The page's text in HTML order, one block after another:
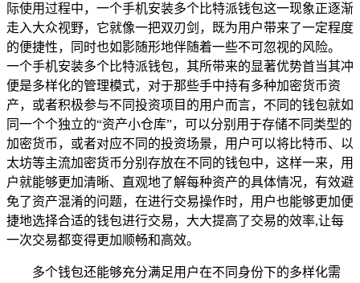
际使用过程中，一个手机安装多个比特派钱包这一现象正逐渐
走入大众视野，它就像一把双刃剑，既为用户带来了一定程度
的便捷性，同时也如影随形地伴随着一些不可忽视的风险。
一个手机安装多个比特派钱包，其所带来的显著优势首当其冲
便是多样化的管理模式，对于那些手中持有多种加密货币资
产，或者积极参与不同投资项目的用户而言，不同的钱包就如
同一个个独立的“资产小仓库”，可以分别用于存储不同类型的
加密货币，或者对应不同的投资场景，用户可以将比特币、以
太坊等主流加密货币分别存放在不同的钱包中，这样一来，用
户就能够更加清晰、直观地了解每种资产的具体情况，有效避
免了资产混淆的问题，在进行交易操作时，用户也能够更加便
捷地选择合适的钱包进行交易，大大提高了交易的效率,让每
一次交易都变得更加顺畅和高效。
多个钱包还能够充分满足用户在不同身份下的多样化需